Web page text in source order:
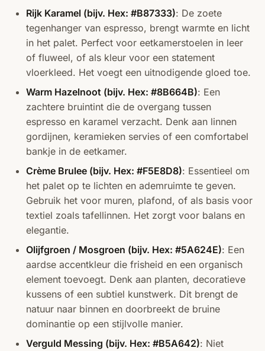
Rijk Karamel (bijv. Hex: #B87333): De zoete
tegenhanger van espresso, brengt warmte en licht
in het palet. Perfect voor eetkamerstoelen in leer
of fluweel, of als kleur voor een statement
vloerkleed. Het voegt een uitnodigende gloed toe.
Warm Hazelnoot (bijv. Hex: #8B664B): Een
zachtere bruintint die de overgang tussen
espresso en karamel verzacht. Denk aan linnen
gordijnen, keramieken servies of een comfortabel
bankje in de eetkamer.
Crème Brulee (bijv. Hex: #F5E8D8): Essentieel om
het palet op te lichten en ademruimte te geven.
Gebruik het voor muren, plafond, of als basis voor
textiel zoals tafellinnen. Het zorgt voor balans en
elegantie.
Olijfgroen / Mosgroen (bijv. Hex: #5A624E): Een
aardse accentkleur die frisheid en een organisch
element toevoegt. Denk aan planten, decoratieve
kussens of een subtiel kunstwerk. Dit brengt de
natuur naar binnen en doorbreekt de bruine
dominantie op een stijlvolle manier.
Verguld Messing (bijv. Hex: #B5A642): Niet